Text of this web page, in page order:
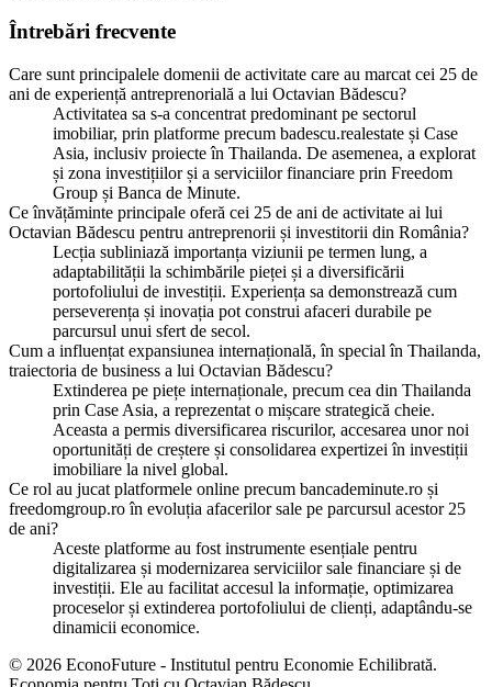
Întrebări frecvente
Care sunt principalele domenii de activitate care au marcat cei 25 de
ani de experiență antreprenorială a lui Octavian Bădescu?
Activitatea sa s-a concentrat predominant pe sectorul
imobiliar, prin platforme precum badescu.realestate și Case
Asia, inclusiv proiecte în Thailanda. De asemenea, a explorat
și zona investițiilor și a serviciilor financiare prin Freedom
Group și Banca de Minute.
Ce învățăminte principale oferă cei 25 de ani de activitate ai lui
Octavian Bădescu pentru antreprenorii și investitorii din România?
Lecția subliniază importanța viziunii pe termen lung, a
adaptabilității la schimbările pieței și a diversificării
portofoliului de investiții. Experiența sa demonstrează cum
perseverența și inovația pot construi afaceri durabile pe
parcursul unui sfert de secol.
Cum a influențat expansiunea internațională, în special în Thailanda,
traiectoria de business a lui Octavian Bădescu?
Extinderea pe piețe internaționale, precum cea din Thailanda
prin Case Asia, a reprezentat o mișcare strategică cheie.
Aceasta a permis diversificarea riscurilor, accesarea unor noi
oportunități de creștere și consolidarea expertizei în investiții
imobiliare la nivel global.
Ce rol au jucat platformele online precum bancademinute.ro și
freedomgroup.ro în evoluția afacerilor sale pe parcursul acestor 25
de ani?
Aceste platforme au fost instrumente esențiale pentru
digitalizarea și modernizarea serviciilor sale financiare și de
investiții. Ele au facilitat accesul la informație, optimizarea
proceselor și extinderea portofoliului de clienți, adaptându-se
dinamicii economice.
© 2026 EconoFuture - Institutul pentru Economie Echilibrată.